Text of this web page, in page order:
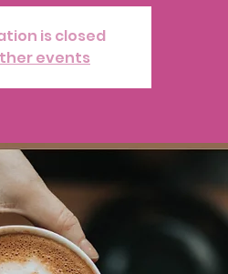
is closed
events